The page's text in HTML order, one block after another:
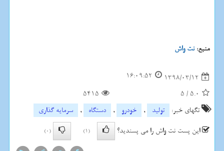
منبع:نت واش
1398/03/12
16:09:52
5.0
/
5
5415
تگهای خبر:
تولید , خودرو , دستگاه ,
سرمایه گذاری
این پست نت واش را می پسندید؟
(1)
(0)